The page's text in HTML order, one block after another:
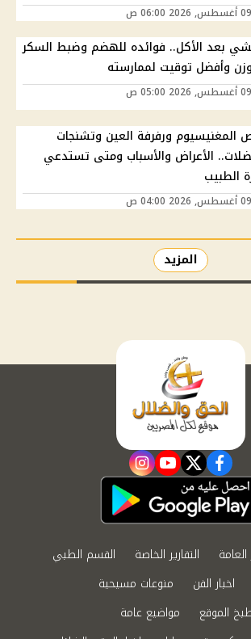
بعد الأكل.. فوائده للهضم وضبط السكر
وأفضل توقيت لممارسته
المغنيسيوم ورفرفة العين وتشنجات
الأعراض والأسباب ومتى تستدعي
الطبيب
المزيد
facebook
twitter
youtube
instagram
العامة التقارير الخاصة
القسم الطبي
اخبار الفن
منوعات مسيحية
الموقع
مواضيع عامة